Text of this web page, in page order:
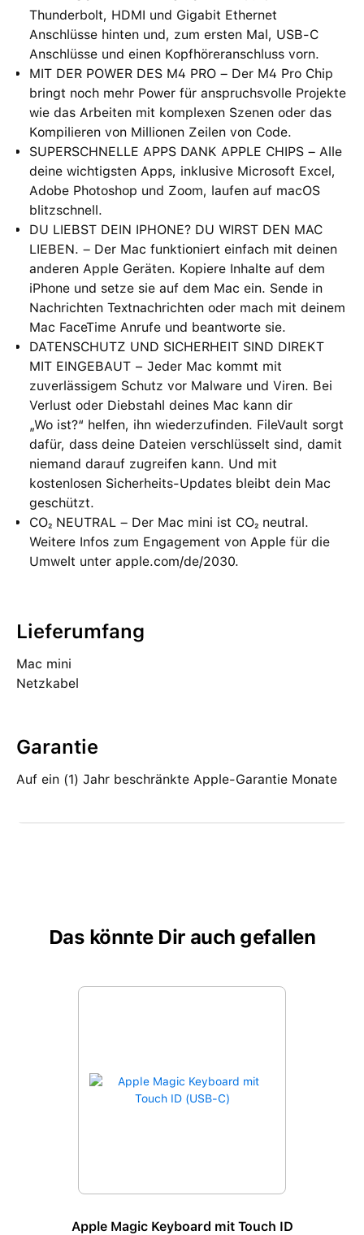
Thunderbolt, HDMI und Gigabit Ethernet
Anschlüsse hinten und, zum ersten Mal, USB‑C
Anschlüsse und einen Kopfhöreranschluss vorn.
MIT DER POWER DES M4 PRO – Der M4 Pro Chip
bringt noch mehr Power für anspruchsvolle Projekte
wie das Arbeiten mit komplexen Szenen oder das
Kompilieren von Millionen Zeilen von Code.
SUPERSCHNELLE APPS DANK APPLE CHIPS – Alle
deine wichtigsten Apps, inklusive Microsoft Excel,
Adobe Photoshop und Zoom, laufen auf macOS
blitzschnell.
DU LIEBST DEIN IPHONE? DU WIRST DEN MAC
LIEBEN. – Der Mac funktioniert einfach mit deinen
anderen Apple Geräten. Kopiere Inhalte auf dem
iPhone und setze sie auf dem Mac ein. Sende in
Nachrichten Textnachrichten oder mach mit deinem
Mac FaceTime Anrufe und beantworte sie.
DATENSCHUTZ UND SICHERHEIT SIND DIREKT
MIT EINGEBAUT − Jeder Mac kommt mit
zuverlässigem Schutz vor Malware und Viren. Bei
Verlust oder Diebstahl deines Mac kann dir
„Wo ist?“ helfen, ihn wiederzufinden. FileVault sorgt
dafür, dass deine Dateien verschlüsselt sind, damit
niemand darauf zugreifen kann. Und mit
kostenlosen Sicherheits-Updates bleibt dein Mac
geschützt.
CO₂ NEUTRAL – Der Mac mini ist CO₂ neutral.
Weitere Infos zum Engagement von Apple für die
Umwelt unter apple.com/de/2030.
Lieferumfang
Mac mini
Netzkabel
Garantie
Auf ein (1) Jahr beschränkte Apple-Garantie Monate
Das könnte Dir auch gefallen
Produktgalerie überspringen
Apple Magic Keyboard mit Touch ID